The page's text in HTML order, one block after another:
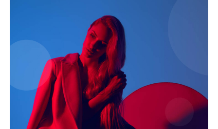
ELŐFIZETÉS